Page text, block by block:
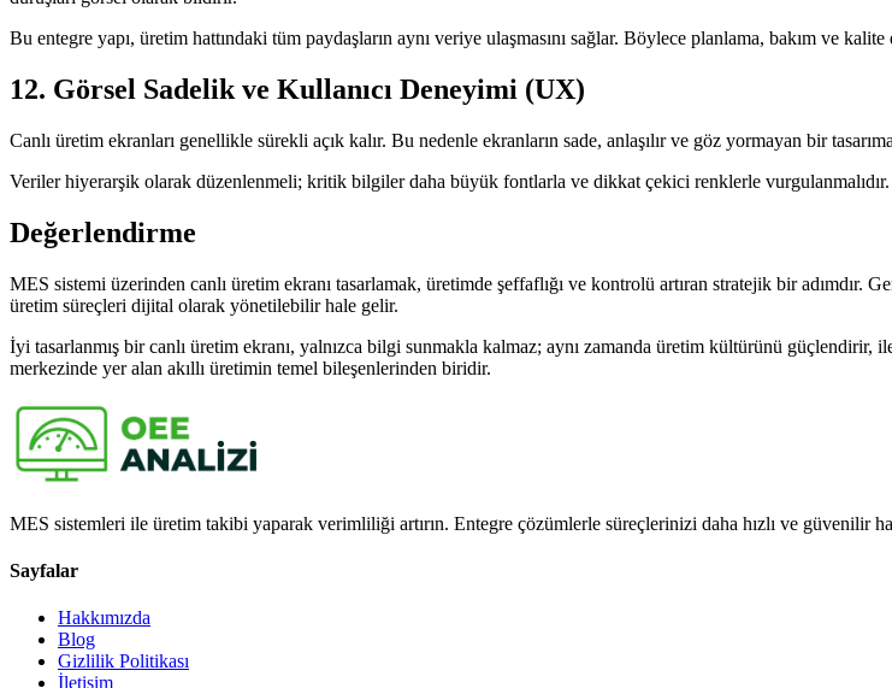
Bu entegre yapı, üretim hattındaki tüm paydaşların aynı veriye ulaşmasını sağlar. Böylece planlama, bakım ve
12. Görsel Sadelik ve Kullanıcı Deneyimi (UX)
Canlı üretim ekranları genellikle sürekli açık kalır. Bu nedenle ekranların sade, anlaşılır ve göz yormayan bir
Veriler hiyerarşik olarak düzenlenmeli; kritik bilgiler daha büyük fontlarla ve dikkat çekici renklerle
Değerlendirme
MES sistemi üzerinden canlı üretim ekranı tasarlamak, üretimde şeffaflığı ve kontrolü artıran stratejik bir adımdır.
üretim süreçleri dijital olarak yönetilebilir hale gelir.
İyi tasarlanmış bir canlı üretim ekranı, yalnızca bilgi sunmakla kalmaz; aynı zamanda üretim kültürünü
merkezinde yer alan akıllı üretimin temel bileşenlerinden biridir.
MES sistemleri ile üretim takibi yaparak verimliliği artırın. Entegre çözümlerle süreçlerinizi daha hızlı ve güvenilir
Sayfalar
Hakkımızda
Blog
Gizlilik Politikası
İletişim